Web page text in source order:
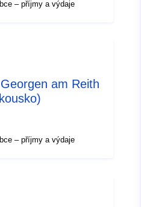
– příjmy a výdaje
am Reith
– příjmy a výdaje